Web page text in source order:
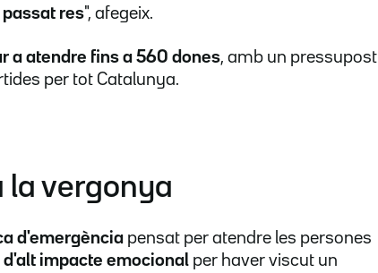
res", afegeix.
a atendre fins a 560 dones, amb un pressupost
per tot Catalunya.
la vergonya
d'emergència pensat per atendre les persones
impacte emocional per haver viscut un